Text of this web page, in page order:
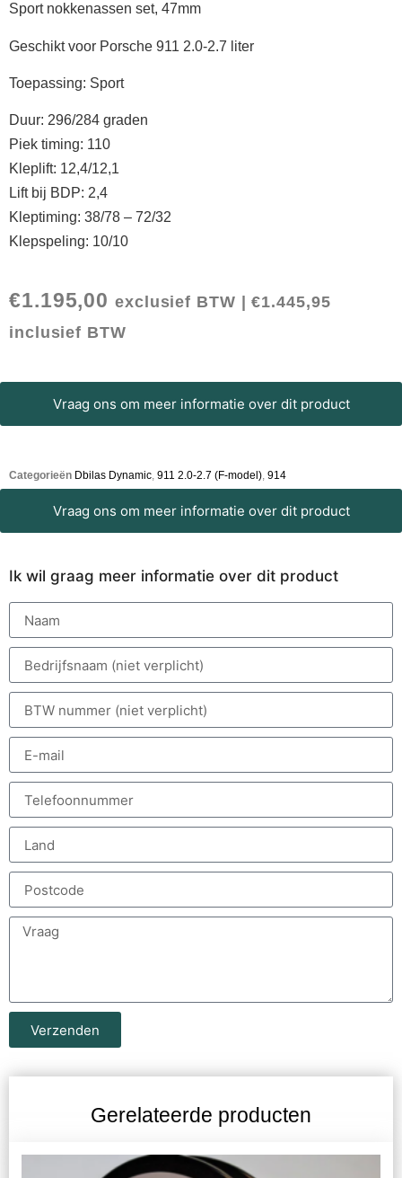
Sport nokkenassen set, 47mm
Geschikt voor Porsche 911 2.0-2.7 liter
Toepassing: Sport
Duur: 296/284 graden
Piek timing: 110
Kleplift: 12,4/12,1
Lift bij BDP: 2,4
Kleptiming: 38/78 – 72/32
Klepspeling: 10/10
€1.195,00 exclusief BTW |€1.445,95
inclusief BTW
Vraag ons om meer informatie over dit product
Categorieën Dbilas Dynamic, 911 2.0-2.7 (F-model), 914
Vraag ons om meer informatie over dit product
Ik wil graag meer informatie over dit product
Verzenden
Gerelateerde producten